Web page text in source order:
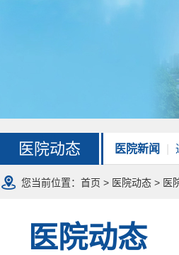
医院动态 医院新闻
您当前位置： 首页 > 医院动态 > 医
医院动态